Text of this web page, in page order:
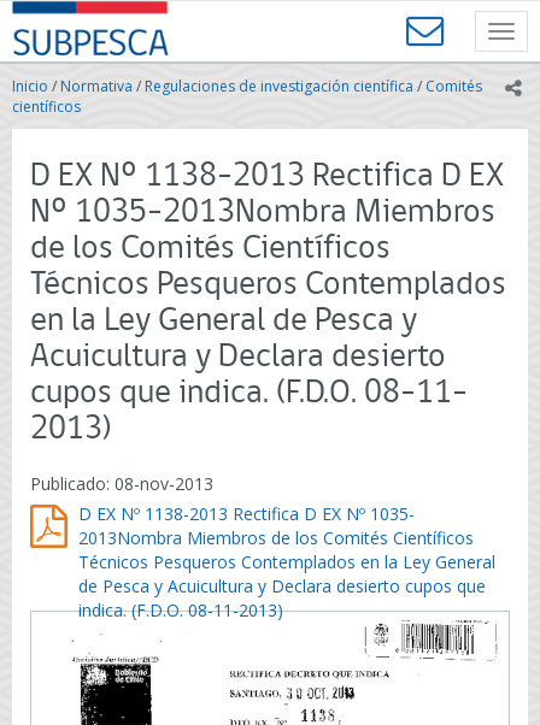
Contenido
principal
SUBPESCA
-
Subsecretaría
de
Pesca
Acuicultura
Gobierno
de
Chile
Inicio /Normativa / Regulaciones de investigación científica / Comités
científicos
D EX Nº 1138-2013 Rectifica D EX
Nº 1035-2013Nombra Miembros
de los Comités Científicos
Técnicos Pesqueros Contemplados
en la Ley General de Pesca y
Acuicultura y Declara desierto
cupos que indica. (F.D.O. 08-11-
2013)
Publicado: 08-nov-2013
D EX Nº 1138-2013 Rectifica D EX Nº 1035-
2013Nombra Miembros de los Comités Científicos
Técnicos Pesqueros Contemplados en la Ley General
de Pesca y Acuicultura y Declara desierto cupos que
indica. (F.D.O. 08-11-2013)